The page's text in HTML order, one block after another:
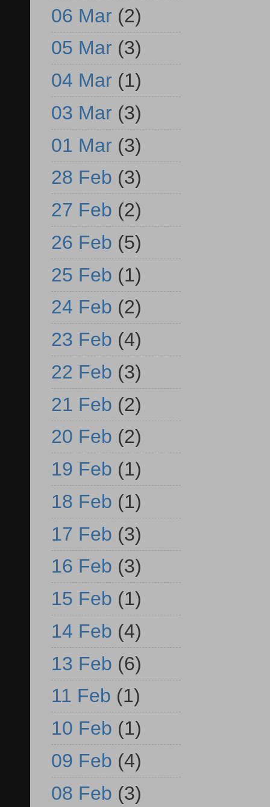
06 Mar (2)
05 Mar (3)
04 Mar (1)
03 Mar (3)
01 Mar (3)
28 Feb (3)
27 Feb (2)
26 Feb (5)
25 Feb (1)
24 Feb (2)
23 Feb (4)
22 Feb (3)
21 Feb (2)
20 Feb (2)
19 Feb (1)
18 Feb (1)
17 Feb (3)
16 Feb (3)
15 Feb (1)
14 Feb (4)
13 Feb (6)
11 Feb (1)
10 Feb (1)
09 Feb (4)
08 Feb (3)